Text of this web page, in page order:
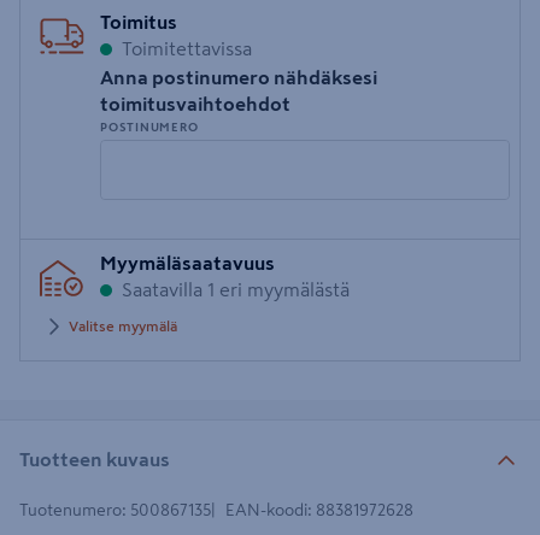
Toimitus
Toimitettavissa
Anna postinumero nähdäksesi
toimitusvaihtoehdot
POSTINUMERO
postinumero
Myymäläsaatavuus
Saatavilla 1 eri myymälästä
Valitse myymälä
Tuotteen kuvaus
Tuotenumero: 500867135 EAN-koodi: 88381972628